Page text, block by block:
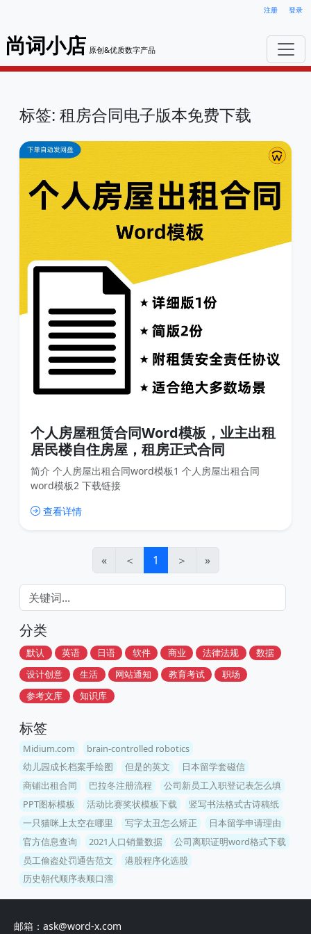
注册 登录
尚词小店 原创&优质数字产品
标签: 租房合同电子版本免费下载
个人房屋租赁合同Word模板，业主出租
居民楼自住房屋，租房正式合同
简介 个人房屋出租合同word模板1 个人房屋出租合同
word模板2 下载链接
查看详情
« ＜ 1 ＞ »
分类
默认 英语 日语 软件 商业 法律法规
数据
设计创意
生活 网站通知 教育考试
职场
参考文库
知识库
标签
Midium.com
brain-controlled robotics
幼儿园成长档案手绘图
但是的英文
日本留学套磁信
商铺出租合同
巴拉冬注册流程
公司新员工入职登记表怎么填
PPT图标模板
活动比赛奖状模板下载
竖写书法格式古诗稿纸
一只猫咪上太空在哪里
写字太丑怎么矫正
日本留学申请理由
官方信息查询
2021人口销量数据
公司离职证明word格式下载
员工偷盗处罚通告范文
港股程序化选股
历史朝代顺序表顺口溜
邮箱：ask@word-x.com